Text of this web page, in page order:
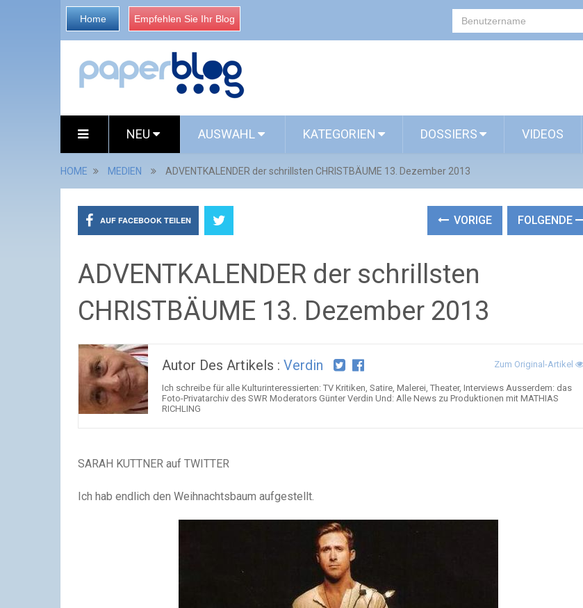
Home Empfehlen Sie Ihr Blog
NEU AUSWAHL KATEGORIEN DOSSIERS VIDEOS
HOME MEDIEN ADVENTKALENDER der schrillsten CHRISTBÄUME 13. Dezember 2013
AUF FACEBOOK TEILEN VORIGE FOLGENDE
ADVENTKALENDER der schrillsten
CHRISTBÄUME 13. Dezember 2013
Autor Des Artikels : Verdin Zum Original-Artikel
Ich schreibe für alle Kulturinteressierten: TV Kritiken, Satire, Malerei, Theater, Interviews Ausserdem: das
Foto-Privatarchiv des SWR Moderators Günter Verdin Und: Alle News zu Produktionen mit MATHIAS
RICHLING
SARAH KUTTNER auf TWITTER
Ich hab endlich den Weihnachtsbaum aufgestellt.